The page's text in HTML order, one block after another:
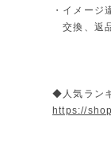
・イメージ
交換、返
◆人気ラン
https://